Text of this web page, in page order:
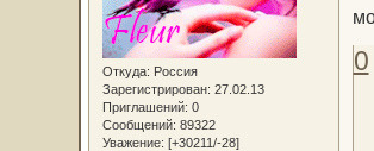
Откуда: Россия
Зарегистрирован: 27.02.13
Приглашений: 0
Сообщений: 89322
Уважение: [+30211/-28]
0